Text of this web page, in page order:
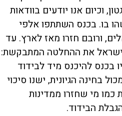
וכיום אנו יודעים בוודאות
בו. בכנס השתתפו אלפי
ורובם חזרו מאז לארץ. עד
את ההחלטה המתבקשת:
בכנס להיכנס מיד לבידוד
שמכול בחינה הגיונית, ישנו סיכוי
מי שחזרו ממדינות
הבידוד.